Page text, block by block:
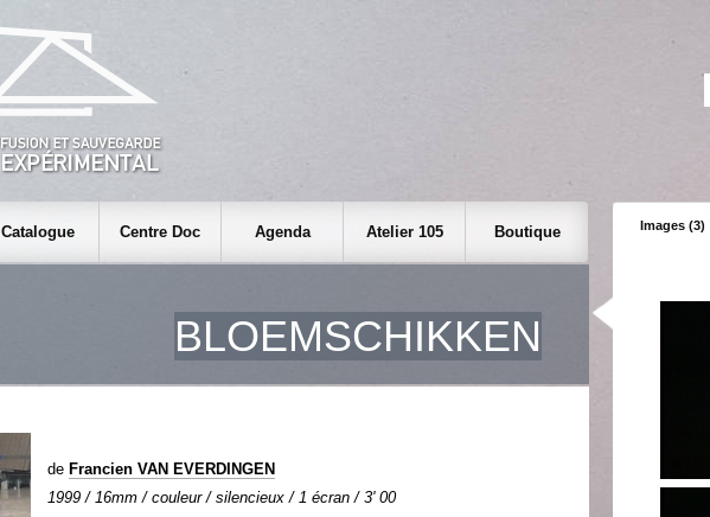
Images (3)
Catalogue Centre Doc Agenda Atelier 105 Boutique
BLOEMSCHIKKEN
de Francien VAN EVERDINGEN
1999 / 16mm / couleur / silencieux / 1 écran / 3' 00